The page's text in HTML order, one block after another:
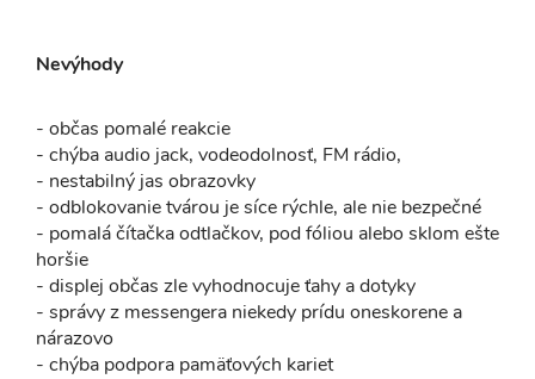
Nevýhody
- občas pomalé reakcie
- chýba audio jack, vodeodolnosť, FM rádio,
- nestabilný jas obrazovky
- odblokovanie tvárou je síce rýchle, ale nie bezpečné
- pomalá čítačka odtlačkov, pod fóliou alebo sklom ešte
horšie
- displej občas zle vyhodnocuje ťahy a dotyky
- správy z messengera niekedy prídu oneskorene a
nárazovo
- chýba podpora pamäťových kariet